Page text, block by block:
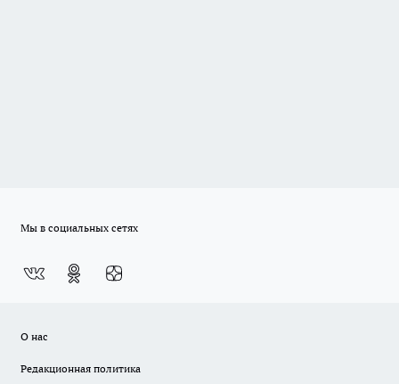
Мы в социальных сетях
О нас
Редакционная политика